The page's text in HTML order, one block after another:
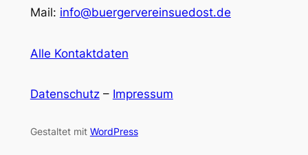
Mail: info@buergervereinsuedost.de
Alle Kontaktdaten
Datenschutz– Impressum
Gestaltet mit WordPress